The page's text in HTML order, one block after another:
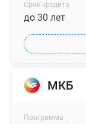
Срок кредита
до 30 лет
МКБ
Программа